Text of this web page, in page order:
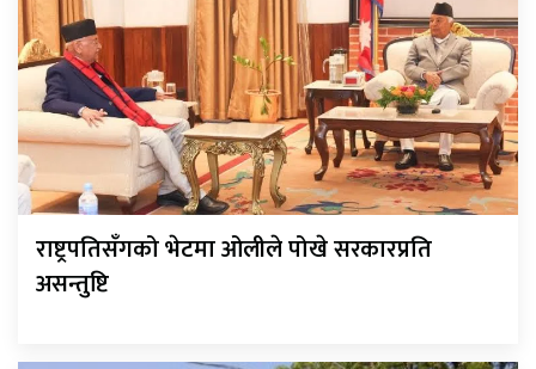
राष्ट्रपतिसँगको भेटमा ओलीले पोखे सरकारप्रति
असन्तुष्टि